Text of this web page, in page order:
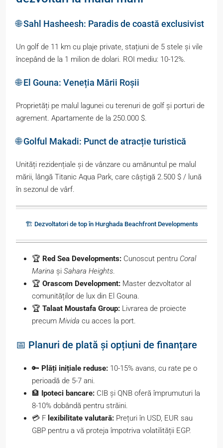
🌐 Sahl Hasheesh: Paradis de coastă exclusivist
Un golf de 11 km cu plaje private, stațiuni de 5 stele și vile
începând de la 1 milion de dolari. ROI mediu: 10-12%.
🌐 El Gouna: Veneția Mării Roșii
Proprietăți pe malul lagunei cu terenuri de golf și porturi de
agrement. Apartamente de la 250.000 $.
🌐 Golful Makadi: Punct de atracție turistică
Unități rezidențiale și de vânzare cu amănuntul pe malul
mării, lângă Titanic Aqua Park, care câștigă 2.500 $ / lună
în sezonul de vârf.
🏗️ Dezvoltatori de top în Hurghada Beachfront Developments
🏆 Red Sea Developments: Cunoscut pentru Coral
Marina și Sahara Heights.
🏆 Orascom Development: Master dezvoltator al
comunităților de lux din El Gouna.
🏆 Talaat Moustafa Group: Livrarea de proiecte
precum Mivida cu acces la port.
📅 Planuri de plată și opțiuni de finanțare
🔑 Plăți inițiale reduse: 10-15% avans, cu rate pe o
perioadă de 5-7 ani.
🏦 Ipoteci bancare: CIB și QNB oferă împrumuturi la
8-10% dobândă pentru străini.
💳 F lexibilitate valutară: Prețuri în USD, EUR sau
GBP pentru a vă proteja împotriva volatilității EGP.